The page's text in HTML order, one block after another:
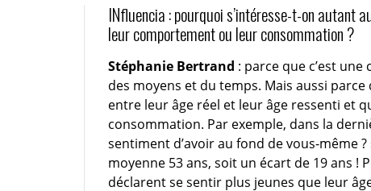
INfluencia : pourquoi s’intéresse-t-on autant
leur comportement ou leur consommation ?
Stéphanie Bertrand : parce que c’est
des moyens et du temps. Mais aussi
entre leur âge réel et leur âge ressenti et
consommation. Par exemple, dans la
sentiment d’avoir au fond de vous-même
moyenne 53 ans, soit un écart de 19 ans !
déclarent se sentir plus jeunes que leur